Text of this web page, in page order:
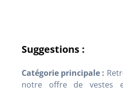
Suggestions :
Catégorie principale :
notre offre de vestes